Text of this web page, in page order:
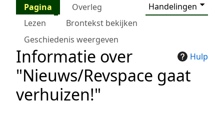
Pagina Overleg
Handelingen
Lezen
Brontekst bekijken
Geschiedenis weergeven
Hulp
Informatie over
"Nieuws/Revspace gaat
verhuizen!"